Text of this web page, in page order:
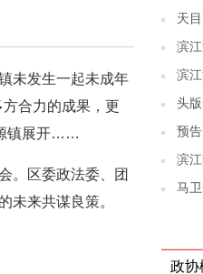
未发生一起未成年
合力的成果，更
源镇展开……
。区委政法委、团
未来共谋良策。
天
滨
滨
头
预
滨
马
政协